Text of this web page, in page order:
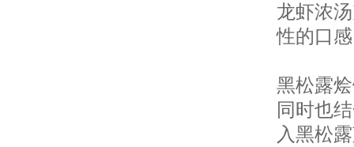
龙虾浓
性的口
黑松露
同时也
入黑松